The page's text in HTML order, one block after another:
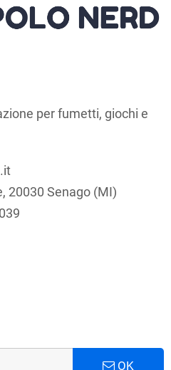
per fumetti, giochi e
20030 Senago (MI)
OK